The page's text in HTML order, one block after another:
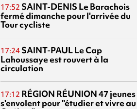
17:52 SAINT-DENIS Le Barachois
fermé dimanche pour l'arrivée du
Tour cycliste
17:24 SAINT-PAULLe Cap
Lahoussaye est rouvert à la
circulation
17:12 RÉGION RÉUNION47 jeunes
s'envolent pour "étudier et vivre au